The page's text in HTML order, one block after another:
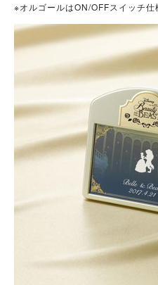
※オルゴールはON/OFFスイッチ仕